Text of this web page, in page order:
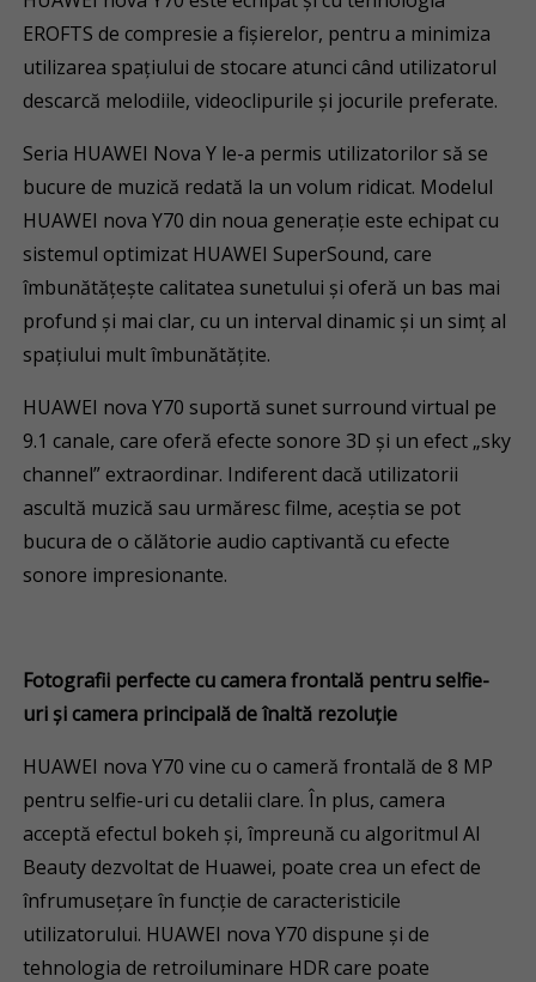
EROFTS de compresie a fișierelor, pentru a minimiza
utilizarea spațiului de stocare atunci când utilizatorul
descarcă melodiile, videoclipurile și jocurile preferate.
Seria HUAWEI Nova Y le-a permis utilizatorilor să se
bucure de muzică redată la un volum ridicat. Modelul
HUAWEI nova Y70 din noua generație este echipat cu
sistemul optimizat HUAWEI SuperSound, care
îmbunătățește calitatea sunetului și oferă un bas mai
profund și mai clar, cu un interval dinamic și un simț al
spațiului mult îmbunătățite.
HUAWEI nova Y70 suportă sunet surround virtual pe
9.1 canale, care oferă efecte sonore 3D și un efect „sky
channel” extraordinar. Indiferent dacă utilizatorii
ascultă muzică sau urmăresc filme, aceștia se pot
bucura de o călătorie audio captivantă cu efecte
sonore impresionante.
Fotografii perfecte cu camera frontală pentru selfie-
uri și camera principală de înaltă rezoluție
HUAWEI nova Y70 vine cu o cameră frontală de 8 MP
pentru selfie-uri cu detalii clare. În plus, camera
acceptă efectul bokeh și, împreună cu algoritmul AI
Beauty dezvoltat de Huawei, poate crea un efect de
înfrumusețare în funcție de caracteristicile
utilizatorului. HUAWEI nova Y70 dispune și de
tehnologia de retroiluminare HDR care poate